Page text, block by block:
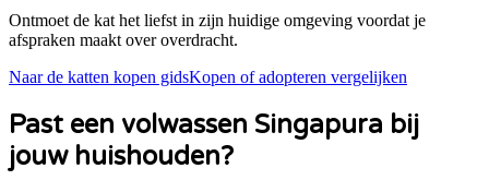
Ontmoet de kat het liefst in zijn huidige omgeving voordat je
afspraken maakt over overdracht.
Naar de katten kopen gidsKopen of adopteren vergelijken
Past een volwassen Singapura bij
jouw huishouden?